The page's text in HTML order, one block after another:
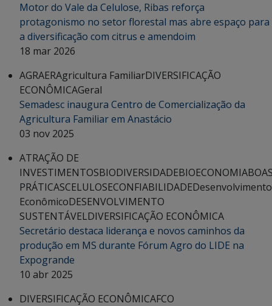
Motor do Vale da Celulose, Ribas reforça
protagonismo no setor florestal mas abre espaço para
a diversificação com citrus e amendoim
18 mar 2026
AGRAERAgricultura FamiliarDIVERSIFICAÇÃO
ECONÔMICAGeral
Semadesc inaugura Centro de Comercialização da
Agricultura Familiar em Anastácio
03 nov 2025
ATRAÇÃO DE
INVESTIMENTOSBIODIVERSIDADEBIOECONOMIA
PRÁTICASCELULOSECONFIABILIDADEDesenvolvimento
EconômicoDESENVOLVIMENTO
SUSTENTÁVELDIVERSIFICAÇÃO ECONÔMICA
Secretário destaca liderança e novos caminhos da
produção em MS durante Fórum Agro do LIDE na
Expogrande
10 abr 2025
DIVERSIFICAÇÃO ECONÔMICAFCO